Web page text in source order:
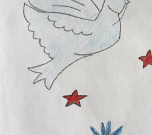
от 7 до
Возрастная группа:
от 7 до 10 лет